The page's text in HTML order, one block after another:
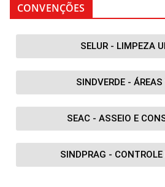
CONVENÇÕES
SELUR - LIMPEZA
SINDVERDE - ÁREAS
SEAC - ASSEIO E
SINDPRAG - CONTROLE